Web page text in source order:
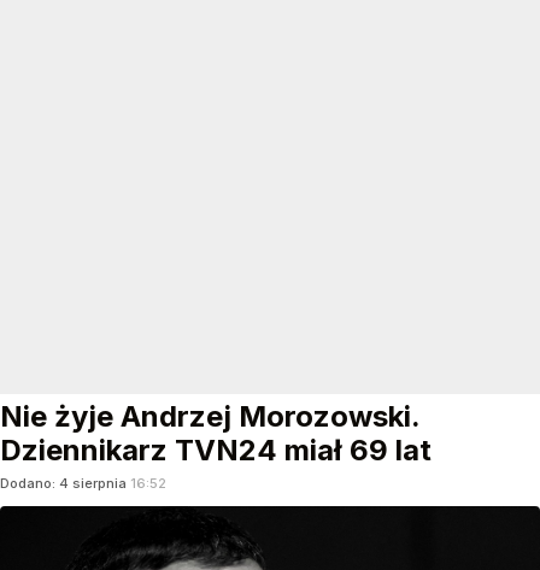
Nie żyje Andrzej Morozowski.
Dziennikarz TVN24 miał 69 lat
Dodano: 4 sierpnia 16:52